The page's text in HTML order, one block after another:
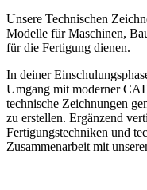
Unsere Technischen
Modelle für Maschinen,
für die Fertigung dienen.
In deiner
Umgang mit moderner
technische Zeichnungen
zu erstellen. Ergänzend
Fertigungstechniken und
Zusammenarbeit mit